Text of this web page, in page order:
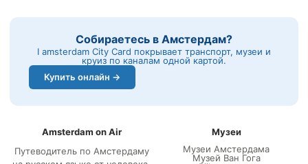
Собираетесь в Амстердам?
I amsterdam City Card покрывает транспорт, музеи и
круиз по каналам одной картой.
Купить онлайн →
Amsterdam on Air
Путеводитель по Амстердаму
Музеи
Музеи Амстердама
Музей Ван Гога